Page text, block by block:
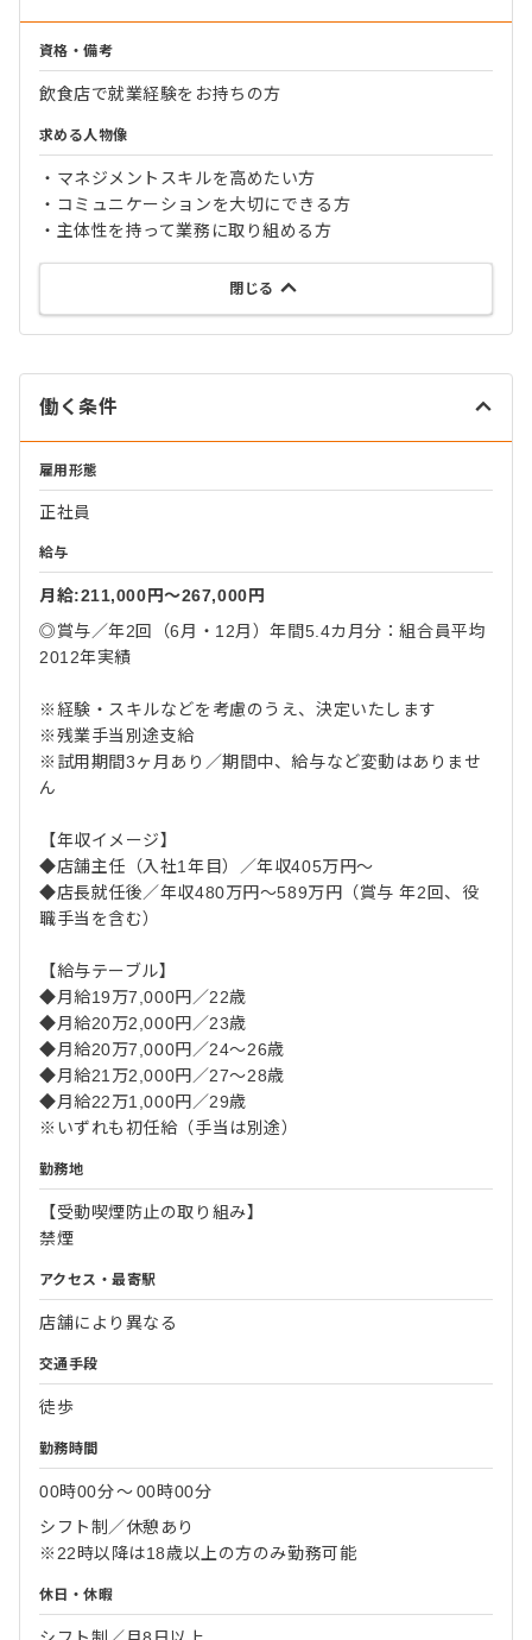
資格・備考
飲食店で就業経験をお持ちの方
求める人物像
・マネジメントスキルを高めたい方
・コミュニケーションを大切にできる方
・主体性を持って業務に取り組める方
閉じる
働く条件
雇用形態
正社員
給与
月給:211,000円〜267,000円
◎賞与／年2回（6月・12月）年間5.4カ月分：組合員平均
2012年実績
※経験・スキルなどを考慮のうえ、決定いたします
※残業手当別途支給
※試用期間3ヶ月あり／期間中、給与など変動はありませ
ん
【年収イメージ】
◆店舗主任（入社1年目）／年収405万円～
◆店長就任後／年収480万円～589万円（賞与 年2回、役
職手当を含む）
【給与テーブル】
◆月給19万7,000円／22歳
◆月給20万2,000円／23歳
◆月給20万7,000円／24～26歳
◆月給21万2,000円／27～28歳
◆月給22万1,000円／29歳
※いずれも初任給（手当は別途）
勤務地
【受動喫煙防止の取り組み】
禁煙
アクセス・最寄駅
店舗により異なる
交通手段
徒歩
勤務時間
00時00分〜00時00分
シフト制／休憩あり
※22時以降は18歳以上の方のみ勤務可能
休日・休暇